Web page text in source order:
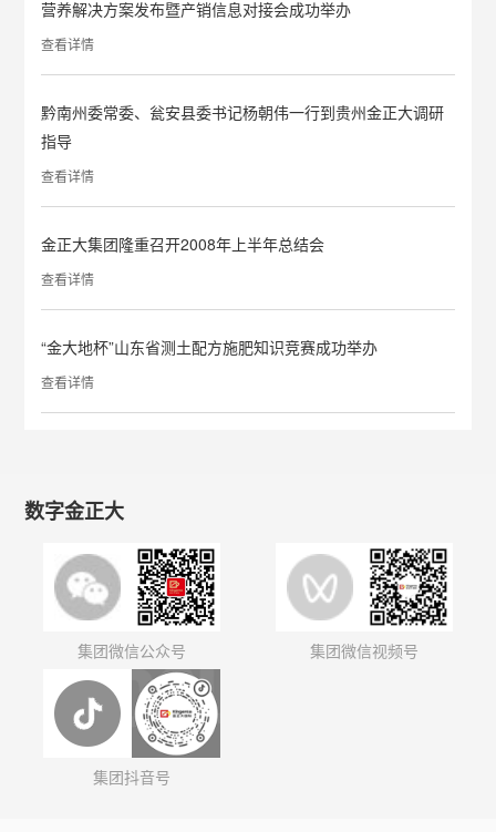
营养解决方案发布暨产销信息对接会成功举办
查看详情
黔南州委常委、瓮安县委书记杨朝伟一行到贵州金正大调研
指导
查看详情
金正大集团隆重召开2008年上半年总结会
查看详情
“金大地杯”山东省测土配方施肥知识竞赛成功举办
查看详情
数字金正大
集团微信公众号 集团微信视频号
集团抖音号